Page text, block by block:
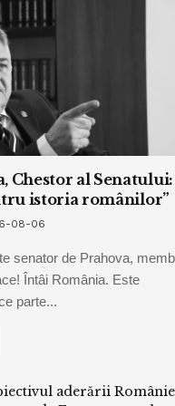
Chestor al Senatului:
istoria românilor”
08-06
senator de Prahova,
Întâi România. Este
parte...
aderării